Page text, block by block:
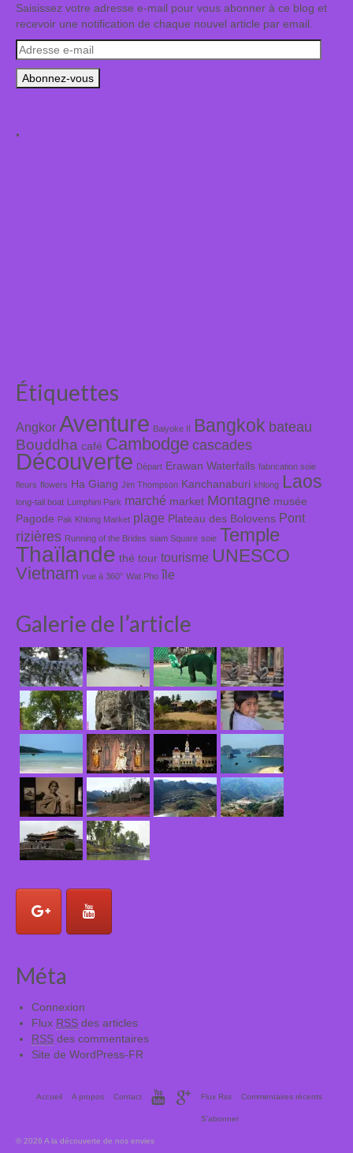
Saisissez votre adresse e-mail pour vous abonner à ce blog et
recevoir une notification de chaque nouvel article par email.
Adresse
e-
mail
.
Étiquettes
Angkor Aventure Baiyoke II Bangkok bateau
Bouddha café Cambodge cascades
Découverte Départ Erawan Waterfalls fabrication soie
fleurs flowers Ha Giang Jim Thompson Kanchanaburi khlong Laos
long-tail boat Lumphini Park marché market Montagne musée
Pagode Pak Khlong Market plage Plateau des Bolovens Pont
rizières Running of the Brides siam Square soie Temple
Thaïlande thé tour tourisme UNESCO
Vietnam vue à 360° Wat Pho île
Galerie de l’article
Méta
Connexion
Flux RSS des articles
RSS des commentaires
Site de WordPress-FR
Accueil A propos Contact Flux Rss Commentaires récents
S’abonner
© 2026 A la découverte de nos envies